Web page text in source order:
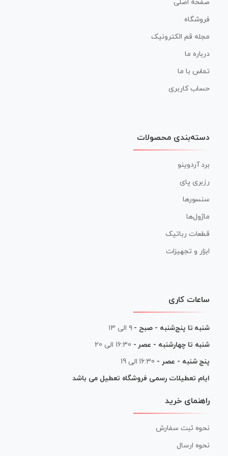
صفحه اصلی
فروشگاه
مجله قم الکترونیک
درباره ما
تماس با ما
حساب کاربری
دسته‌بندی محصولات
برد آردوینو
رزبری پای
سنسورها
ماژول‌ها
قطعات رباتیک
ابزار و تجهیزات
ساعات کاری
شنبه تا پنج‌شنبه - صبح - ۹ الی ۱۳
شنبه تا چهارشنبه - عصر - 16:30 الی 20
پنج شنبه - عصر - 16:30 الی 19
ایام تعطیلات رسمی فروشگاه تعطیل می باشد
راهنمای خرید
نحوه ثبت سفارش
نحوه ارسال